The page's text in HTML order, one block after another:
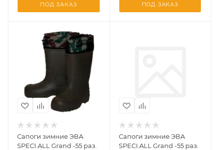
ПОД ЗАКАЗ ПОД ЗАКАЗ
Сапоги зимние ЭВА
SPECI.ALL Grand -55 раз.
Сапоги зимние ЭВА
SPECI.ALL Grand -55 раз.